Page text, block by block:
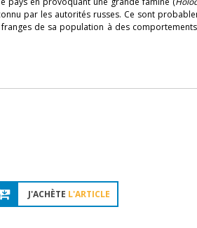
par les autorités russes. Ce sont
de sa population à des
J'ACHÈTE L'ARTICLE